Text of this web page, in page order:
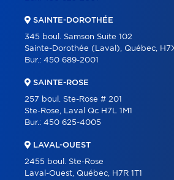
SAINTE-DOROTHÉE
345 boul. Samson Suite 102
Sainte-Dorothée (Laval), Québec,
Bur.: 450 689-2001
SAINTE-ROSE
257 boul. Ste-Rose # 201
Ste-Rose, Laval Qc H7L 1M1
Bur.: 450 625-4005
LAVAL-OUEST
2455 boul. Ste-Rose
Laval-Ouest, Québec, H7R 1T1